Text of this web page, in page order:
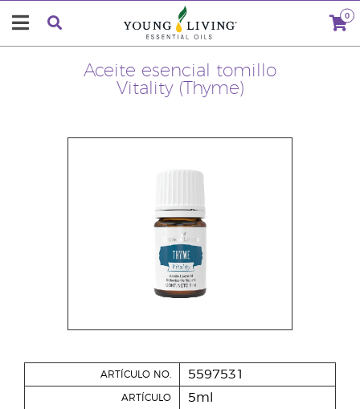
0
Aceite esencial tomillo
Vitality (Thyme)
ARTÍCULO NO. 5597531
ARTÍCULO 5ml